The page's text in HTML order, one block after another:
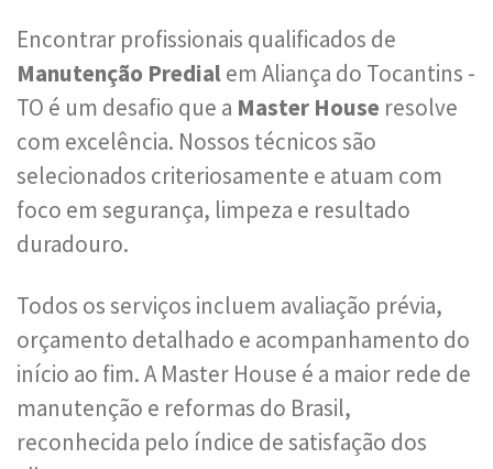
Encontrar profissionais qualificados de
Manutenção Predialem Aliança do Tocantins -
TO é um desafio que a Master House resolve
com excelência. Nossos técnicos são
selecionados criteriosamente e atuam com
foco em segurança, limpeza e resultado
duradouro.
Todos os serviços incluem avaliação prévia,
orçamento detalhado e acompanhamento do
início ao fim. A Master House é a maior rede de
manutenção e reformas do Brasil,
reconhecida pelo índice de satisfação dos